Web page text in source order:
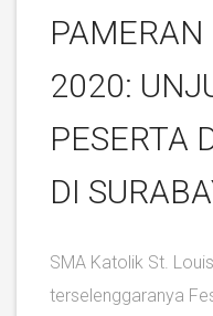
2020:
PESERTA
DI
SMA Katolik St.
terselenggaranya